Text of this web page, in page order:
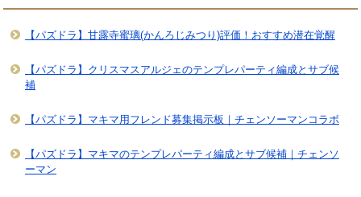
【パズドラ】甘露寺蜜璃(かんろじみつり)評価！おすすめ潜在覚醒
【パズドラ】クリスマスアルジェのテンプレパーティ編成とサブ候
補
【パズドラ】マキマ用フレンド募集掲示板｜チェンソーマンコラボ
【パズドラ】マキマのテンプレパーティ編成とサブ候補｜チェンソ
ーマン